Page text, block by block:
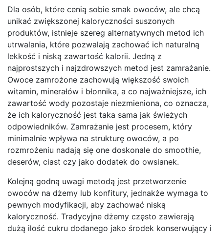
Dla osób, które cenią sobie smak owoców, ale chcą
unikać zwiększonej kaloryczności suszonych
produktów, istnieje szereg alternatywnych metod ich
utrwalania, które pozwalają zachować ich naturalną
lekkość i niską zawartość kalorii. Jedną z
najprostszych i najzdrowszych metod jest zamrażanie.
Owoce zamrożone zachowują większość swoich
witamin, minerałów i błonnika, a co najważniejsze, ich
zawartość wody pozostaje niezmieniona, co oznacza,
że ich kaloryczność jest taka sama jak świeżych
odpowiedników. Zamrażanie jest procesem, który
minimalnie wpływa na strukturę owoców, a po
rozmrożeniu nadają się one doskonale do smoothie,
deserów, ciast czy jako dodatek do owsianek.
Kolejną godną uwagi metodą jest przetworzenie
owoców na dżemy lub konfitury, jednakże wymaga to
pewnych modyfikacji, aby zachować niską
kaloryczność. Tradycyjne dżemy często zawierają
dużą ilość cukru dodanego jako środek konserwujący i